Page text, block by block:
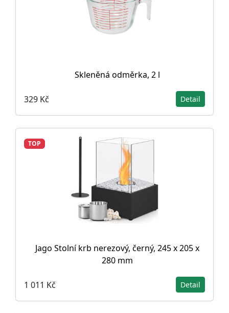
Skleněná odměrka, 2 l
329 Kč Detail
TOP
Jago Stolní krb nerezový, černý, 245 x 205 x
280 mm
1 011 Kč Detail